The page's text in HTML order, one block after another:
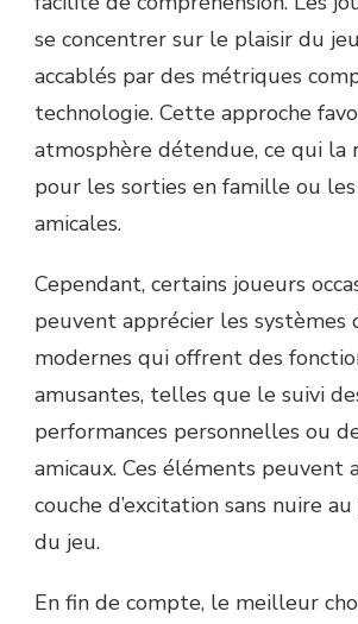
se concentrer sur le plaisir du
accablés par des métriques
technologie. Cette approche
atmosphère détendue, ce qui la
pour les sorties en famille ou
amicales.
Cependant, certains joueurs
peuvent apprécier les systèmes
modernes qui offrent des
amusantes, telles que le suivi
performances personnelles ou
amicaux. Ces éléments peuvent
couche d’excitation sans nuire
du jeu.
En fin de compte, le meilleur